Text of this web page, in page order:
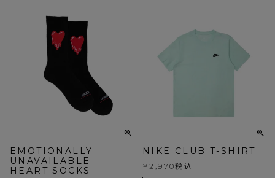
EMOTIONALLY
UNAVAILABLE
HEART SOCKS
NIKE CLUB T-SHIRT
¥ 2,970税込